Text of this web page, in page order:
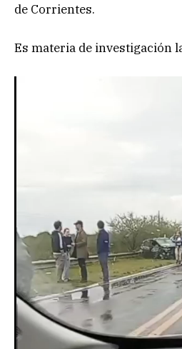
de Corrientes.
Es materia de investigación